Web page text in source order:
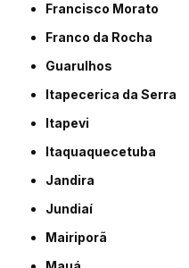
Francisco Morato
Franco da Rocha
Guarulhos
Itapecerica da Serra
Itapevi
Itaquaquecetuba
Jandira
Jundiaí
Mairiporã